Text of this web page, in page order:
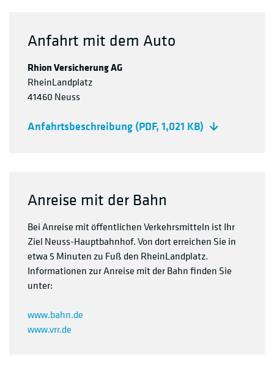
Anfahrt mit dem Auto
Rhion Versicherung AG
RheinLandplatz
41460 Neuss
Anfahrtsbeschreibung (PDF, 1,021 KB)
Anreise mit der Bahn
Bei Anreise mit öffentlichen Verkehrsmitteln ist Ihr
Ziel Neuss-Hauptbahnhof. Von dort erreichen Sie in
etwa 5 Minuten zu Fuß den RheinLandplatz.
Informationen zur Anreise mit der Bahn finden Sie
unter:
www.bahn.de
www.vrr.de